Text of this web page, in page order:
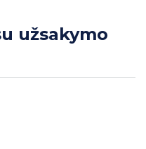
užsakymo